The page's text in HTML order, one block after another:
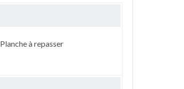
Planche à repasser